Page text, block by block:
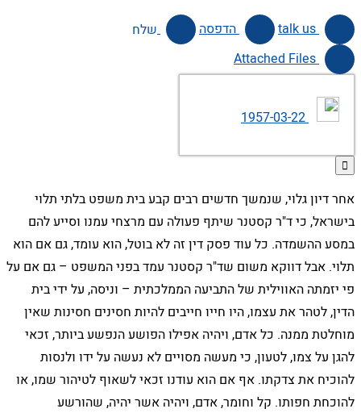
talk us הדפסה
שלח
Attached Files
1957-03-22

אחר דיון גלוי, שנמשך חדשים רבים קבע בית משפט בלתי תלוי
בישראל, כי ד"ר קסטנר שיתף פעולה עם מרצחי עמנו וסייע להם
במסע ההשמדה. כל עוד פסק דין זה לא בוטל, הוא עומד, גם אם הוא
תלוי. אבל דווקא משום שד"ר קסטנר עמד בפני המשפט – גם אם על
פי יזמתה האווילית של התביעה הממלכתית – וניסה, על ידי בית
הדין, לטהר את עצמו, היו חייו חייבים להיות חסינים חסינות שאין
מוחלטת ממנה. כל אדם, ויהיה אפילו הפושע הנפשע ביותר, זכאי
להגן על צמו, לטעון, כי מעשה מסויים לא נעשה על ידו ולנסות
להוכיח את צדקתו. אף אם הוא עודנו זכאי לשאוף לטיהור שמו, או
להוכחת חפותו. קל וחומר, אדם, ויהיה אשר יהיה, שהורשע